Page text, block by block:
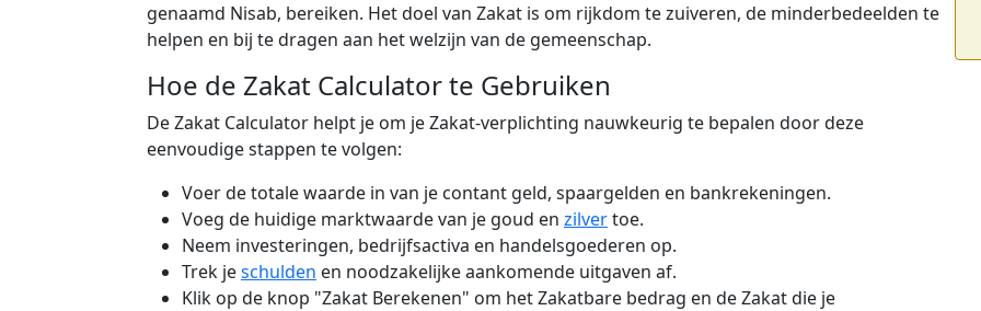
genaamd Nisab, bereiken. Het doel van Zakat is om rijkdom te zuiveren, de minderbedeelden te
helpen en bij te dragen aan het welzijn van de gemeenschap.
Hoe de Zakat Calculator te Gebruiken
De Zakat Calculator helpt je om je Zakat-verplichting nauwkeurig te bepalen door deze
eenvoudige stappen te volgen:
Voer de totale waarde in van je contant geld, spaargelden en bankrekeningen.
Voeg de huidige marktwaarde van je goud en zilvertoe.
Neem investeringen, bedrijfsactiva en handelsgoederen op.
Trek jeschulden en noodzakelijke aankomende uitgaven af.
Klik op de knop "Zakat Berekenen" om het Zakatbare bedrag en de Zakat die je